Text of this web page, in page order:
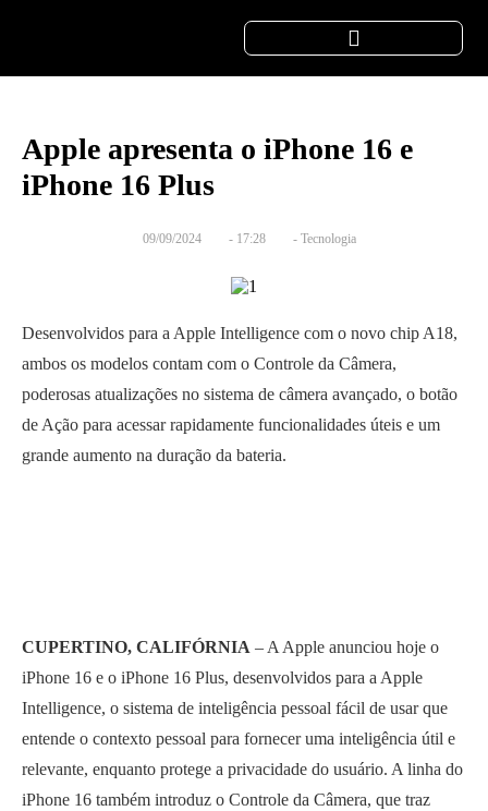
Apple apresenta o iPhone 16 e
iPhone 16 Plus
09/09/2024 - 17:28 - Tecnologia
Desenvolvidos para a Apple Intelligence com o novo chip A18,
ambos os modelos contam com o Controle da Câmera,
poderosas atualizações no sistema de câmera avançado, o botão
de Ação para acessar rapidamente funcionalidades úteis e um
grande aumento na duração da bateria.
CUPERTINO, CALIFÓRNIA – A Apple anunciou hoje o
iPhone 16 e o iPhone 16 Plus, desenvolvidos para a Apple
Intelligence, o sistema de inteligência pessoal fácil de usar que
entende o contexto pessoal para fornecer uma inteligência útil e
relevante, enquanto protege a privacidade do usuário. A linha do
iPhone 16 também introduz o Controle da Câmera, que traz